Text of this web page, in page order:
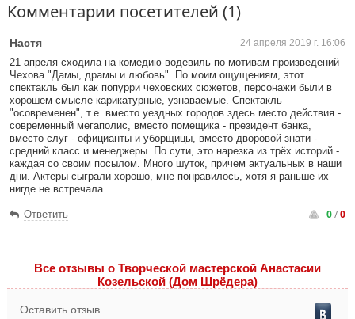
Комментарии посетителей (1)
Настя 24 апреля 2019 г. 16:06
21 апреля сходила на комедию-водевиль по мотивам произведений
Чехова "Дамы, драмы и любовь". По моим ощущениям, этот
спектакль был как попурри чеховских сюжетов, персонажи были в
хорошем смысле карикатурные, узнаваемые. Спектакль
"осовременен", т.е. вместо уездных городов здесь место действия -
современный мегаполис, вместо помещика - президент банка,
вместо слуг - официанты и уборщицы, вместо дворовой знати -
средний класс и менеджеры. По сути, это нарезка из трёх историй -
каждая со своим посылом. Много шуток, причем актуальных в наши
дни. Актеры сыграли хорошо, мне понравилось, хотя я раньше их
нигде не встречала.
Ответить 0/0
Все отзывы o Творческой мастерской Анастасии
Козельской (Дом Шрёдера)
Оставить отзыв